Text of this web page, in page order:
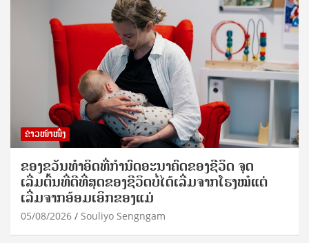
ຂ່າວໜ້າໜຶ່ງ
ຂອງຂວັນທໍາອິດທີ່ກໍານົດອະນາຄົດຂອງຊີວິດ ຈຸດ
ເລີ່ມຕົ້ນທີ່ດີທີ່ສຸດຂອງຊີວິດບໍ່ໄດ້ເລີ່ມຈາກໂຮງໝໍແຕ່
ເລີ່ມຈາກອ້ອມເອິກຂອງແມ່
05/08/2026 Souliyo Sengngam